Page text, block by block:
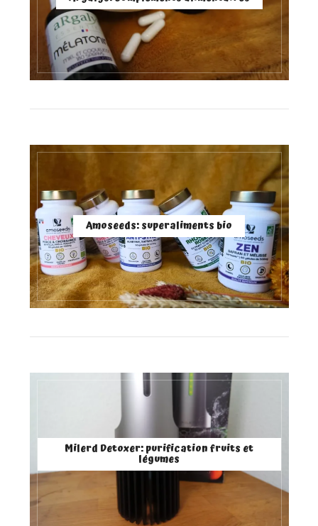
Amoseeds: superaliments bio
Milerd Detoxer: purification fruits et
légumes